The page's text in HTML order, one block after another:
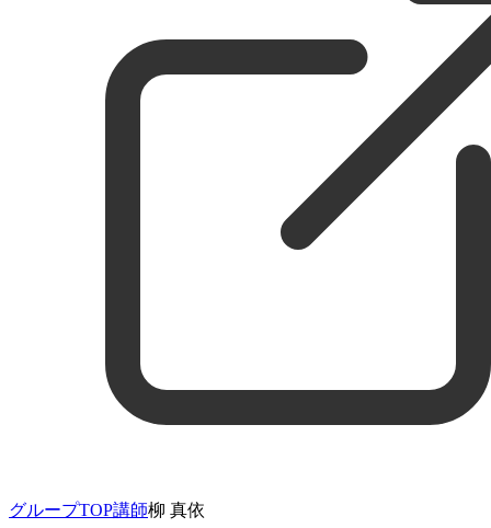
グループTOP講師柳 真依